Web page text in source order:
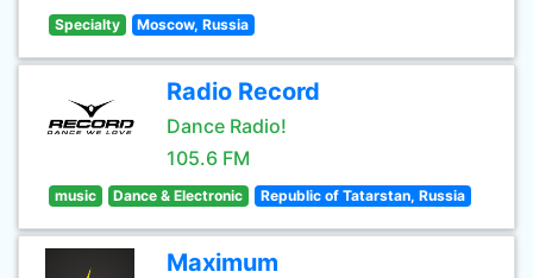
Specialty Moscow, Russia
Radio Record
Dance Radio!
105.6 FM
music Dance & Electronic Republic of Tatarstan, Russia
Maximum